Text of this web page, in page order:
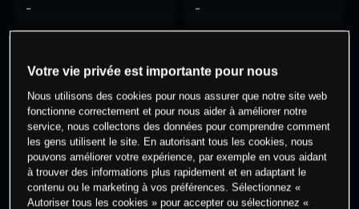
- -
0% des clients ont une position à
cet actif
Commencez à trader
Votre vie privée est importante pour nous
Nous utilisons des cookies pour nous assurer que notre site web
fonctionne correctement et pour nous aider à améliorer notre
service, nous collectons des données pour comprendre comment
les gens utilisent le site. En autorisant tous les cookies, nous
pouvons améliorer votre expérience, par exemple en vous aidant
à trouver des informations plus rapidement et en adaptant le
contenu ou le marketing à vos préférences. Sélectionnez «
Autoriser tous les cookies » pour accepter ou sélectionnez «